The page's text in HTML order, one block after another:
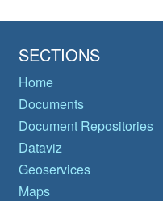
SECTIONS
Home
Documents
Document Repositories
Dataviz
Geoservices
Maps